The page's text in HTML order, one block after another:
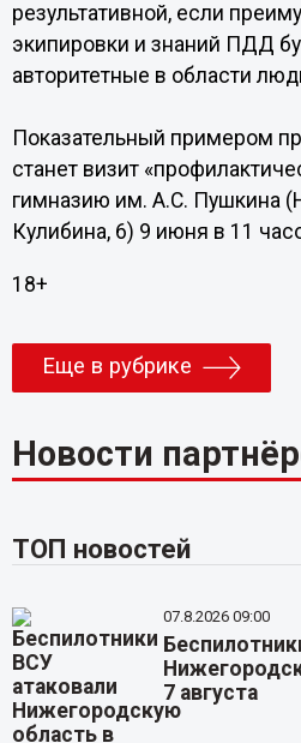
результативной, если
экипировки и знаний ПДД
авторитетные в области
Показательный примером
станет визит
гимназию им. А.С. Пушкина
Кулибина, 6) 9 июня в 11
18+
Еще в рубрике
Новости
ТОП новостей
07.8.2026 09:00
7 августа